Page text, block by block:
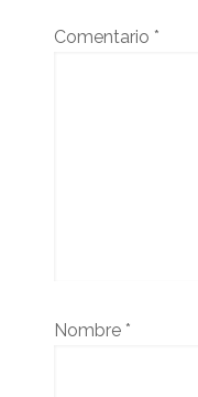
Comentario *
Nombre *